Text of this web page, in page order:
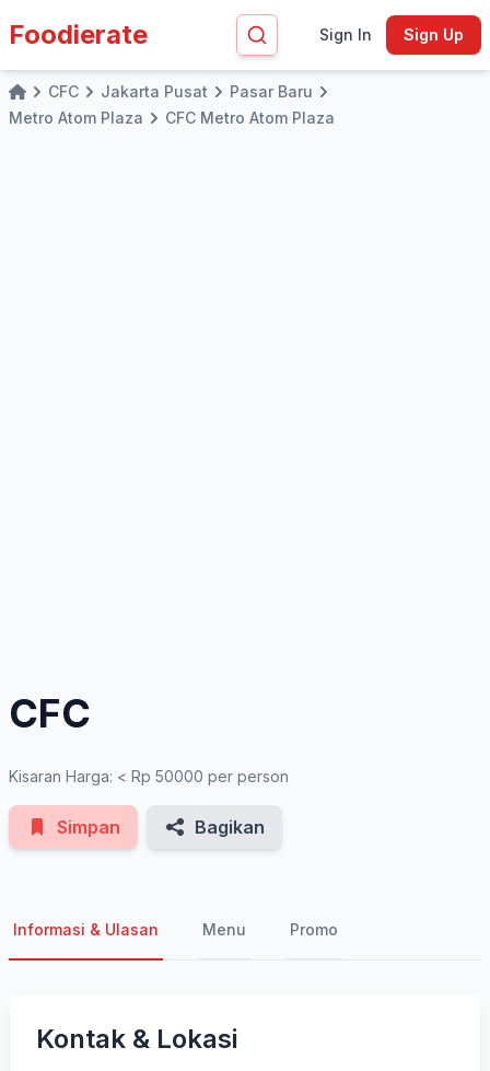
Foodierate Sign In Sign Up
HomeCFC Jakarta Pusat
Pasar Baru
Metro Atom Plaza
CFC Metro Atom Plaza
CFC
Kisaran Harga: < Rp 50000 per person
Simpan Bagikan
Informasi & Ulasan Menu Promo
Kontak & Lokasi